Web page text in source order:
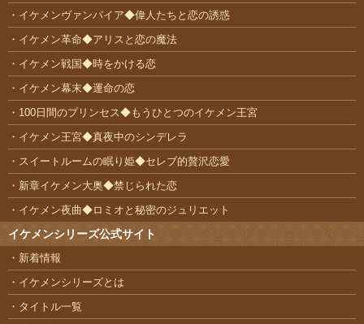
イケメンヴァンパイア◆偉人たちと恋の誘惑
イケメン革命◆アリスと恋の魔法
イケメン戦国◆時をかける恋
イケメン幕末◆運命の恋
100日間のプリンセス◆もうひとつのイケメン王宮
イケメン王宮◆真夜中のシンデレラ
スイートルームの眠り姫◆セレブ的贅沢恋愛
新章イケメン大奥◆禁じられた恋
イケメン夜曲◆ロミオと秘密のジュリエット
イケメンシリーズ公式サイト
新着情報
イケメンシリーズとは
タイトル一覧